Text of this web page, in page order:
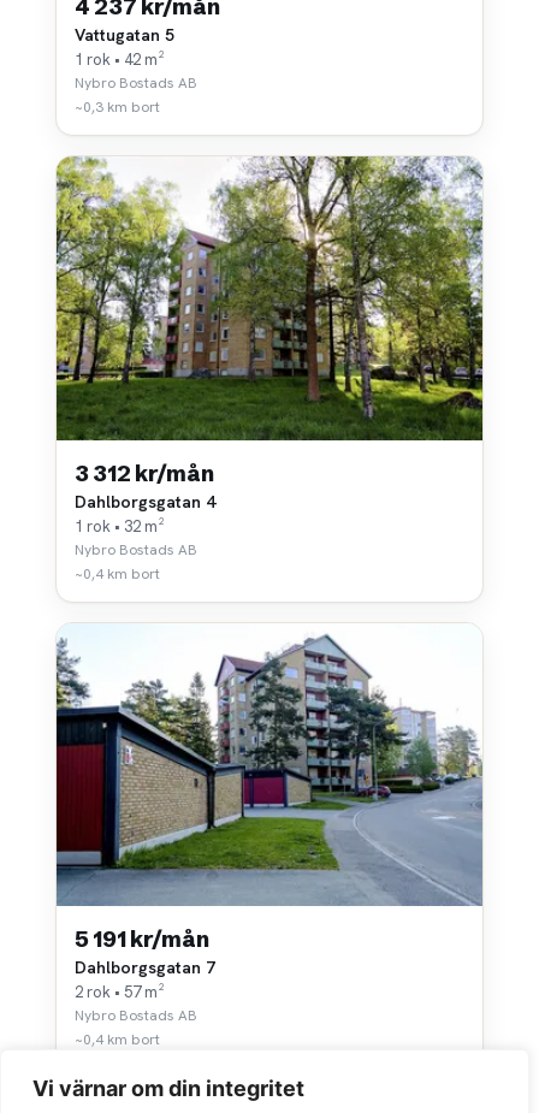
Vi värnar om din integritet
4 237 kr/mån
Vattugatan 5
1 rok • 42 m²
Nybro Bostads AB
~0,3 km bort
3 312 kr/mån
Dahlborgsgatan 4
1 rok • 32 m²
Nybro Bostads AB
~0,4 km bort
5 191 kr/mån
Dahlborgsgatan 7
2 rok • 57 m²
Nybro Bostads AB
~0,4 km bort